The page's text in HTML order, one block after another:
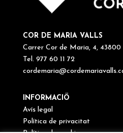
COR DE MARIA VALLS
Carrer Cor de Maria, 4, 43800
Tel. 977 60 11 72
INFORMACIÖ
Avís legal
Política de privacitat